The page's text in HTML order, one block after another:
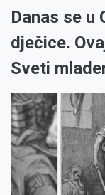
Danas se u
dječice.
Sveti